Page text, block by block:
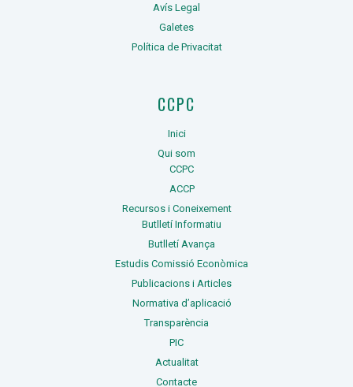
Avís Legal
Galetes
Política de Privacitat
CCPC
Inici
Qui som
CCPC
ACCP
Recursos i Coneixement
Butlletí Informatiu
Butlletí Avança
Estudis Comissió Econòmica
Publicacions i Articles
Normativa d’aplicació
Transparència
PIC
Actualitat
Contacte